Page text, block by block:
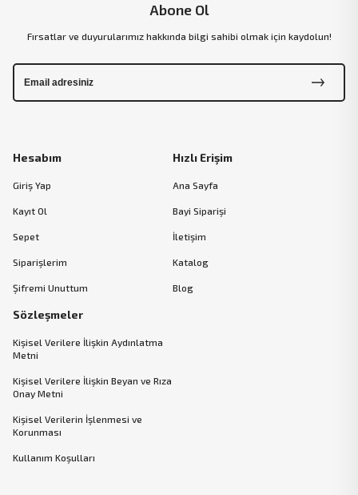
Hesabım
Giriş Yap
Kayıt Ol
Sepet
Siparişlerim
Şifremi Unuttum
Hızlı Erişim
Ana Sayfa
Bayi Siparişi
İletişim
Katalog
Blog
Sözleşmeler
Kişisel Verilere İlişkin Aydınlatma
Metni
Kişisel Verilere İlişkin Beyan ve Rıza
Onay Metni
Kişisel Verilerin İşlenmesi ve
Korunması
Kullanım Koşulları
Abone Ol
Fırsatlar ve duyurularımız hakkında bilgi sahibi olmak için kaydolun!